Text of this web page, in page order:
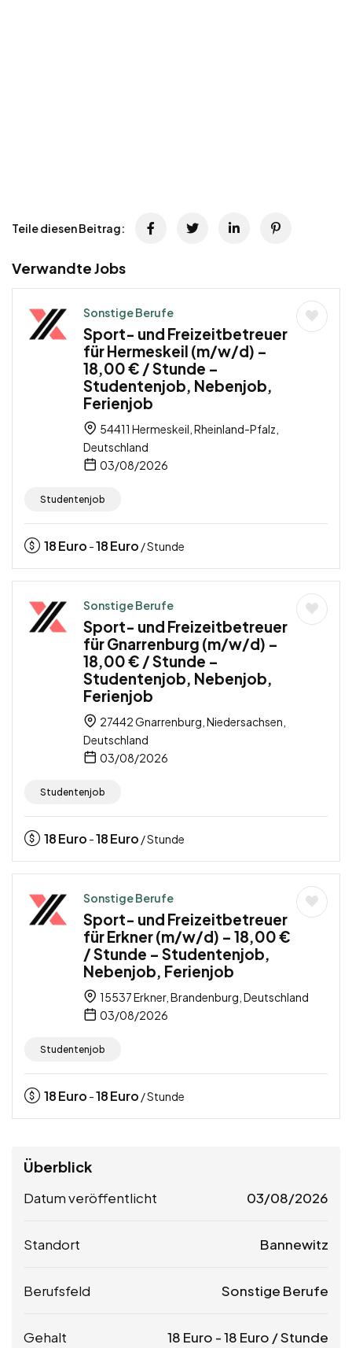
Teile diesen Beitrag:
Verwandte Jobs
Sonstige Berufe
Sport- und Freizeitbetreuer
für Hermeskeil (m/w/d) –
18,00 € / Stunde –
Studentenjob, Nebenjob,
Ferienjob
54411 Hermeskeil, Rheinland-Pfalz,
Deutschland
03/08/2026
Studentenjob
18Euro -18Euro / Stunde
Sonstige Berufe
Sport- und Freizeitbetreuer
für Gnarrenburg (m/w/d) –
18,00 € / Stunde –
Studentenjob, Nebenjob,
Ferienjob
27442 Gnarrenburg, Niedersachsen,
Deutschland
03/08/2026
Studentenjob
18Euro -18Euro / Stunde
Sonstige Berufe
Sport- und Freizeitbetreuer
für Erkner (m/w/d) – 18,00 €
/ Stunde – Studentenjob,
Nebenjob, Ferienjob
15537 Erkner, Brandenburg, Deutschland
03/08/2026
Studentenjob
18Euro -18Euro / Stunde
Überblick
Datum veröffentlicht 03/08/2026
Standort Bannewitz
Berufsfeld Sonstige Berufe
Gehalt 18 Euro -18 Euro / Stunde